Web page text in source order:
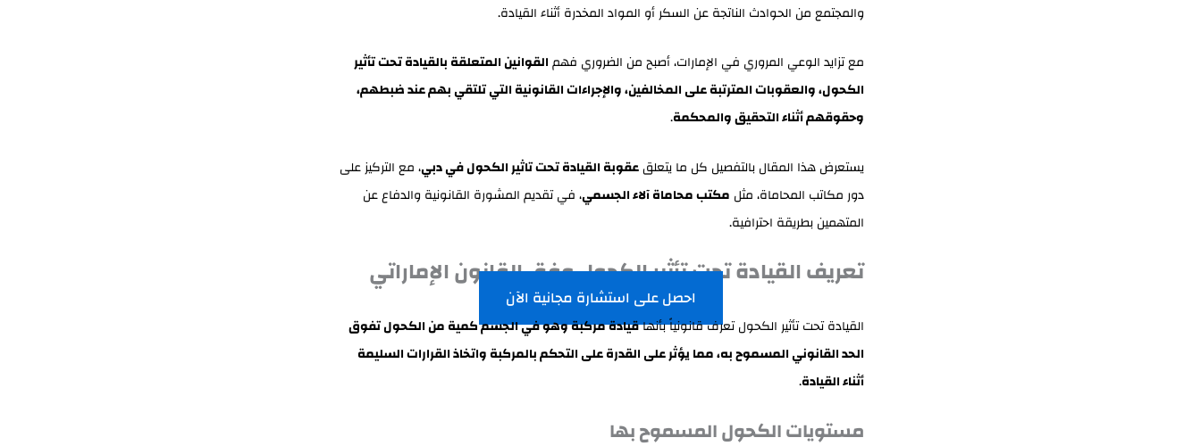
والمجتمع من الحوادث الناتجة عن السكر أو المواد المخدرة أثناء القيادة.
مع تزايد الوعي المروري في الإمارات، أصبح من الضروري فهمالقوانين المتعلقة بالقيادة تحت تأثير
الكحول، والعقوبات المترتبة على المخالفين، والإجراءات القانونية التي تلتقي بهم عند ضبطهم،
وحقوقهم أثناء التحقيق والمحكمة.
يستعرض هذا المقال بالتفصيل كل ما يتعلقعقوبة القيادة تحت تاثير الكحول في دبي، مع التركيز على
دور مكاتب المحاماة، مثل مكتب محاماة آلاء الجسمي، في تقديم المشورة القانونية والدفاع عن
المتهمين بطريقة احترافية.
تعريف القيادة تحت تأثير الكحول وفق القانون الإماراتي
احصل على استشارة مجانية الآن
القيادة تحت تأثير الكحول تعرف قانونياً بأنهاقيادة مركبة وهو في الجسم كمية من الكحول تفوق
الحد القانوني المسموح به، مما يؤثر على القدرة على التحكم بالمركبة واتخاذ القرارات السليمة
أثناء القيادة.
مستويات الكحول المسموح بها